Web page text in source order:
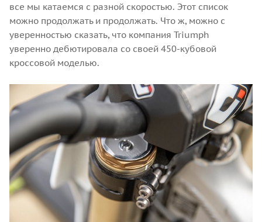
все мы катаемся с разной скоростью. Этот список
можно продолжать и продолжать. Что ж, можно с
уверенностью сказать, что компания Triumph
уверенно дебютировала со своей 450-кубовой
кроссовой моделью.